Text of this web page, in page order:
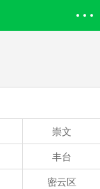
崇文
丰台
密云区